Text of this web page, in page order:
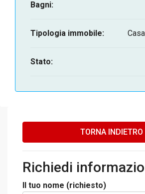
Bagni:
Tipologia immobile:
Stato:
TORNA INDIETRO
Richiedi
Il tuo nome (richiesto)